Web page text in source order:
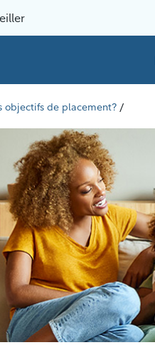
objectifs de placement? /